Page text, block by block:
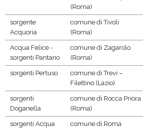
(Roma)
sorgente
Acquoria
comune di Tivoli
(Roma)
Acqua Felice -
sorgenti Pantano
comune di Zagarolo
(Roma)
sorgenti Pertuso
comune di Trevi –
Filettino (Lazio)
sorgenti
Doganella
comune di Rocca Priora
(Roma)
sorgenti Acqua comune di Roma